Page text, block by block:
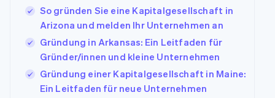
So gründen Sie eine Kapitalgesellschaft in
Arizona und melden Ihr Unternehmen an
Gründung in Arkansas: Ein Leitfaden für
Gründer/innen und kleine Unternehmen
Gründung einer Kapitalgesellschaft in Maine:
Ein Leitfaden für neue Unternehmen
日本語 English
Kanada
EnglishFrançais
Kroatien
English Italiano
English
Liechtenstein